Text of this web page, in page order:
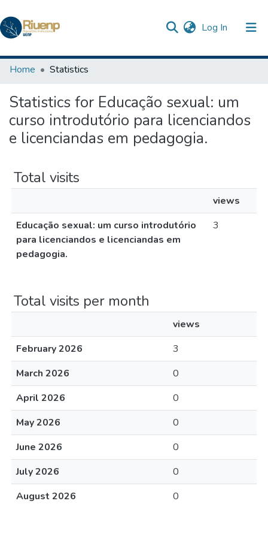
Log In (current)
Communities & Collections
Home Statistics
Statistics for Educação sexual: um
curso introdutório para licenciandos
e licenciandas em pedagogia.
Total visits
views
Educação sexual: um curso introdutório
para licenciandos e licenciandas em
pedagogia.
3
Total visits per month
views
February 2026
3
March 2026
0
April 2026
0
May 2026
0
June 2026
0
July 2026
0
August 2026
0